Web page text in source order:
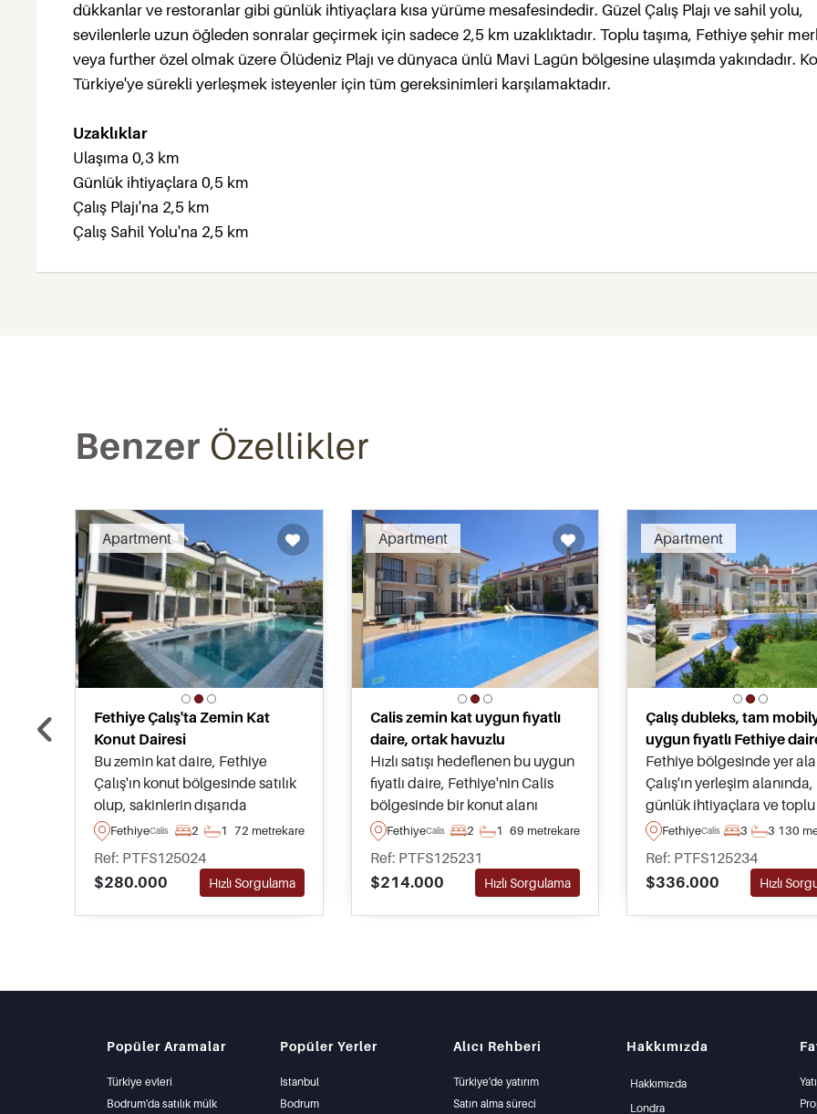
dükkanlar ve restoranlar gibi günlük ihtiyaçlara kısa yürüme mesafesindedir. Güzel Çalış Plajı ve sahil yolu,
sevilenlerle uzun öğleden sonralar geçirmek için sadece 2,5 km uzaklıktadır. Toplu taşıma, Fethiye şehir
veya further özel olmak üzere Ölüdeniz Plajı ve dünyaca ünlü Mavi Lagün bölgesine ulaşımda yakındadır.
Türkiye'ye sürekli yerleşmek isteyenler için tüm gereksinimleri karşılamaktadır.
Uzaklıklar
Ulaşıma 0,3 km
Günlük ihtiyaçlara 0,5 km
Çalış Plajı'na 2,5 km
Çalış Sahil Yolu'na 2,5 km
Benzer Özellikler
Apartment
Fethiye Çalış'ta Zemin Kat
Konut Dairesi
Bu zemin kat daire, Fethiye
Çalış'ın konut bölgesinde satılık
olup, sakinlerin dışarıda
dinlenebileceği devasa yüzme
havuzu ve yeşil peyzajlı bahçeler
sunan mükemmel bir
kompleksin parçasıdır.
FethiyeCalis 2 1 72 metrekare
Ref: PTFS125024
$280.000
Hızlı Sorgulama
Apartment
Calis zemin kat uygun fiyatlı
daire, ortak havuzlu
Hızlı satışı hedeflenen bu uygun
fiyatlı daire, Fethiye'nin Calis
bölgesinde bir konut alanı
içinde yer almakta olup kısmen
mobilyalı olarak bugün satın
alınabilir – Türkiye'nin güneşli
ortamlarında emeklilik
planlayanlar için ideal.
FethiyeCalis 2 1 69 metrekare
Ref: PTFS125231
$214.000
Hızlı Sorgulama
Apartment
Çalış dubleks, tam
uygun fiyatlı Fethiye
Fethiye bölgesinde yer
Çalış'ın yerleşim alanında,
günlük ihtiyaçlara ve toplu
taşımaya kısa yürüme
mesafesinde bulunan bu
fiyatlı dubleks daireyi satın
alarak Türkiye'de yıl
yaşayabilirsiniz.
FethiyeCalis 3 3 130
Ref: PTFS125234
$336.000
Hızlı
Popüler Aramalar
Türkiye evleri
Bodrum'da satılık mülk
Popüler Yerler
Istanbul
Bodrum
Alıcı Rehberi
Türkiye'de yatırım
Satın alma süreci
Hakkımızda
Hakkımızda
Londra